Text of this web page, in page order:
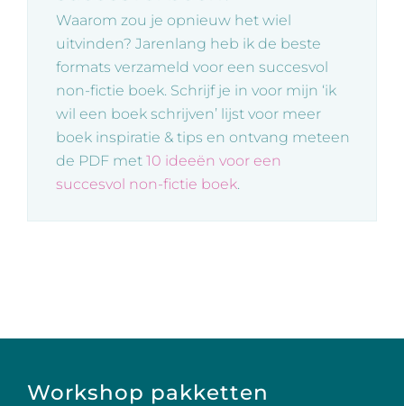
Waarom zou je opnieuw het wiel
uitvinden? Jarenlang heb ik de beste
formats verzameld voor een succesvol
non-fictie boek. Schrijf je in voor mijn ‘ik
wil een boek schrijven’ lijst voor meer
boek inspiratie & tips en ontvang meteen
de PDF met 10 ideeën voor een
succesvol non-fictie boek.
Workshop pakketten